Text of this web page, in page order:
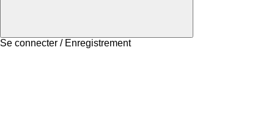
Se connecter / Enregistrement